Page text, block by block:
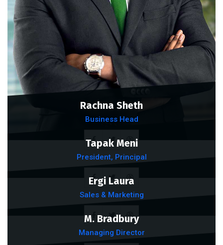
Rachna Sheth
Business Head
Tapak Meni
President, Principal
Ergi Laura
Sales & Marketing
M. Bradbury
Managing Director